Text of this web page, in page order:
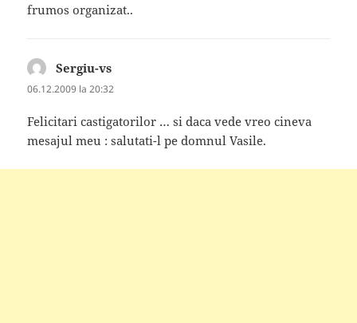
frumos organizat..
Sergiu-vs
06.12.2009 la 20:32
Felicitari castigatorilor … si daca vede vreo cineva
mesajul meu : salutati-l pe domnul Vasile.